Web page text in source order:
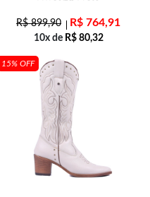
R$899,90 R$ 764,91
10x de R$80,32
15% OFF